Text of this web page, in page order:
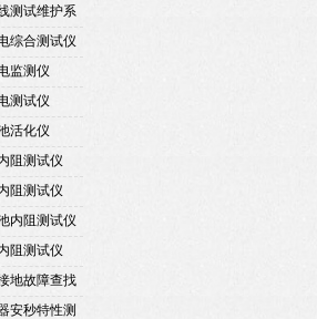
测试维护系
综合测试仪
监测仪
测试仪
活化仪
阻测试仪
阻测试仪
内阻测试仪
阻测试仪
地故障查找
安秒特性测